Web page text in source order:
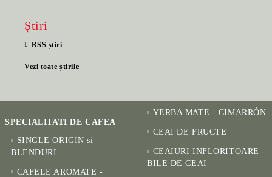
Știri
RSS știri
Vezi toate știrile
SPECIALITATI DE CAFEA
SINGLE ORIGIN si
BLENDURI
CAFELE AROMATE -
YERBA MATE - CIMARRÓN
CEAI DE FRUCTE
CEAIURI INFLORITOARE -
BILE DE CEAI